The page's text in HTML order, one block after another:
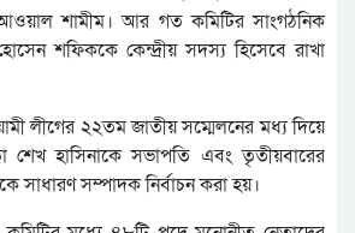
শামীম। আর গত কমিটির সাংগঠনিক
শফিককে কেন্দ্রীয় সদস্য হিসেবে রাখা
লীগের ২২তম জাতীয় সম্মেলনের মধ্য দিয়ে
শেখ হাসিনাকে সভাপতি এবং তৃতীয়বারের
সাধারণ সম্পাদক নির্বাচন করা হয়।